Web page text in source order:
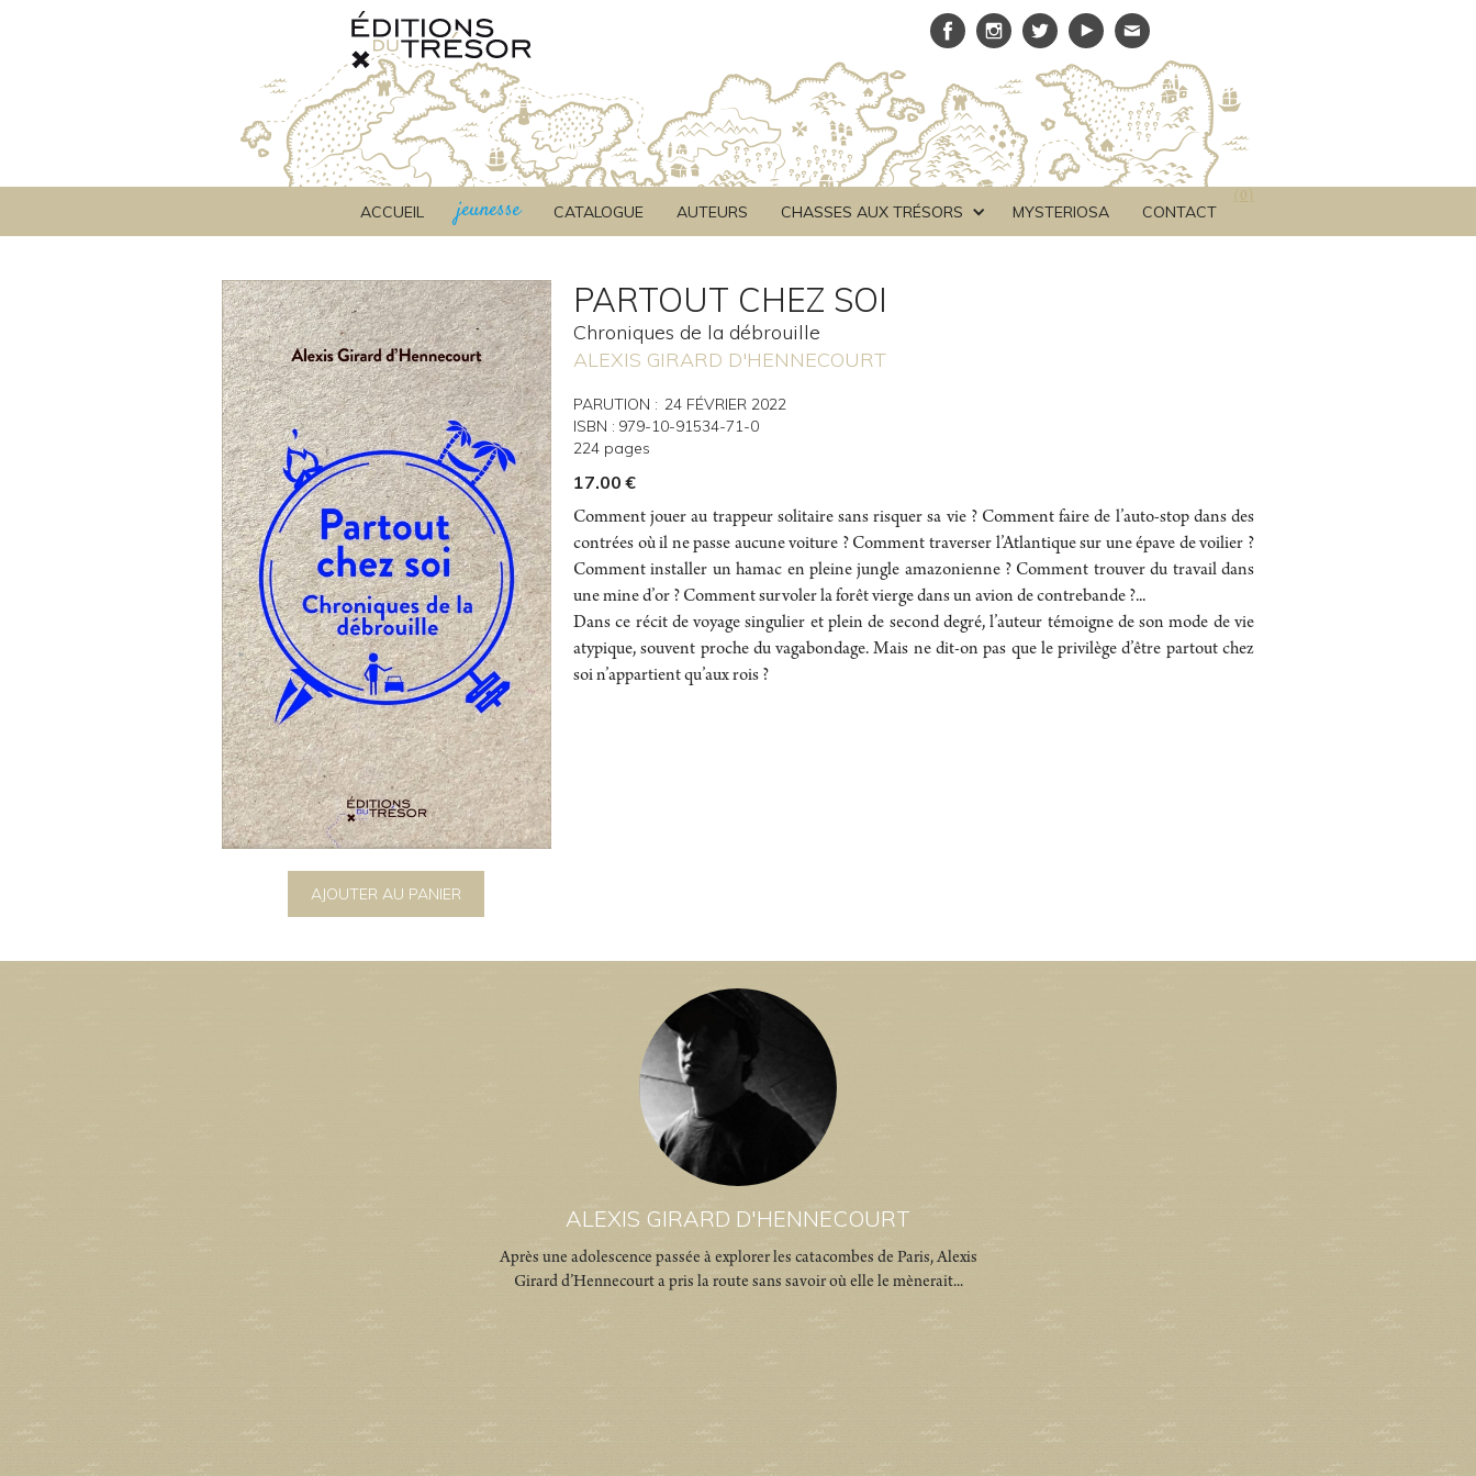
( 0 )
CONTACT
MYSTERIOSA
CHASSES AUX TRÉSORS
AUTEURS
CATALOGUE
jeunesse
ACCUEIL
AJOUTER AU PANIER
PARTOUT CHEZ SOI
Chroniques de la débrouille
ALEXIS GIRARD D'HENNECOURT
PARUTION : 24 FÉVRIER 2022
ISBN : 979-10-91534-71-0
224 pages
17.00 €
Comment jouer au trappeur solitaire sans risquer sa vie ? Comment faire de l’auto-stop dans des
contrées où il ne passe aucune voiture ? Comment traverser l’Atlantique sur une épave de voilier ?
Comment installer un hamac en pleine jungle amazonienne ? Comment trouver du travail dans
une mine d’or ? Comment survoler la forêt vierge dans un avion de contrebande ?...
Dans ce récit de voyage singulier et plein de second degré, l’auteur témoigne de son mode de vie
atypique, souvent proche du vagabondage. Mais ne dit-on pas que le privilège d’être partout chez
soi n’appartient qu’aux rois ?
ALEXIS GIRARD D'HENNECOURT
Après une adolescence passée à explorer les catacombes de Paris, Alexis
Girard d’Hennecourt a pris la route sans savoir où elle le mènerait...